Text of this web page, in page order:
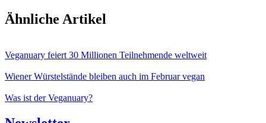
Ähnliche Artikel
Veganuary feiert 30 Millionen Teilnehmende weltweit
Wiener Würstelstände bleiben auch im Februar vegan
Was ist der Veganuary?